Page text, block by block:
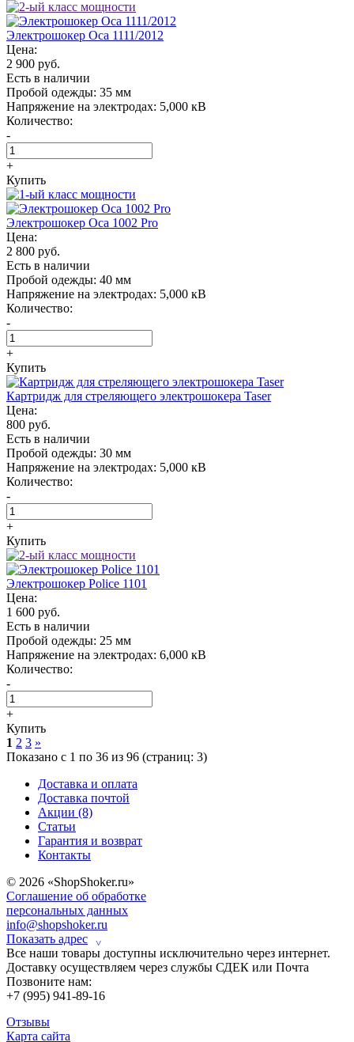
Электрошокер Oса 1111/2012
Цена:
2 900 руб.
Есть в наличии
Пробой одежды: 35 мм
Напряжение на электродах: 5,000 кВ
Количество:
-
+
Купить
Электрошокер Oса 1002 Pro
Цена:
2 800 руб.
Есть в наличии
Пробой одежды: 40 мм
Напряжение на электродах: 5,000 кВ
Количество:
-
+
Купить
Картридж для стреляющего электрошокера Taser
Цена:
800 руб.
Есть в наличии
Пробой одежды: 30 мм
Напряжение на электродах: 5,000 кВ
Количество:
-
+
Купить
Электрошокер Police 1101
Цена:
1 600 руб.
Есть в наличии
Пробой одежды: 25 мм
Напряжение на электродах: 6,000 кВ
Количество:
-
+
Купить
1 2 3 »
Показано с 1 по 36 из 96 (страниц: 3)
Доставка и оплата
Доставка почтой
Акции (8)
Статьи
Гарантия и возврат
Контакты
© 2026 «ShopShoker.ru»
Соглашение об обработке
персональных данных
info@shopshoker.ru
Показать адрес
˅
Все наши товары доступны исключительно через интернет.
Доставку осуществляем через службы СДЕК или Почта
Позвоните нам:
+7 (995) 941-89-16
Отзывы
Карта сайта